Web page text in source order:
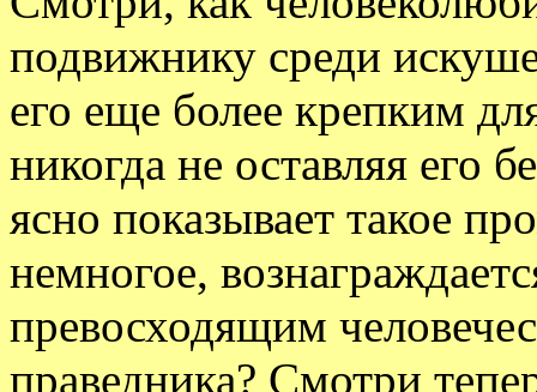
подвижнику среди
его еще более крепким
никогда не оставляя его
ясно показывает такое
немногое,
превосходящим
праведника? Смотри